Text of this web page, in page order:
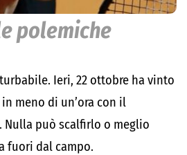
polemiche
Ieri, 22 ottobre ha vinto
meno di un’ora con il
Nulla può scalfirlo o meglio
fuori dal campo.